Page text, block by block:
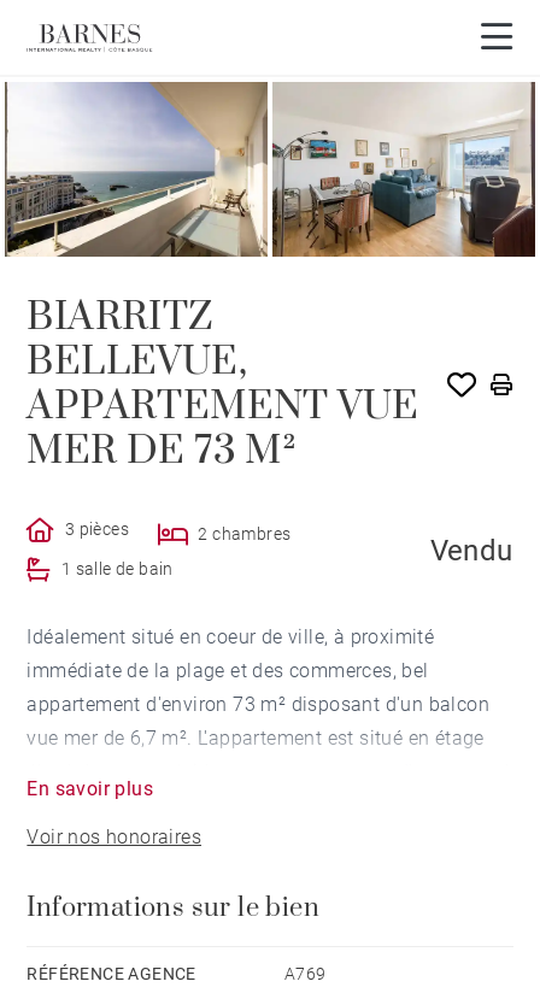
VENDU PAR BARNES
BIARRITZ
BELLEVUE,
APPARTEMENT VUE
MER DE 73 M²
3 pièces
2 chambres
1 salle de bain
Vendu
Idéalement situé en coeur de ville, à proximité
immédiate de la plage et des commerces, bel
appartement d'environ 73 m² disposant d'un balcon
vue mer de 6,7 m². L'appartement est situé en étage
un beau séjour ouvrant sur le balcon vue mer, une
cuisine et 2 chambres. Il dispose également d'un
En savoir plus
Voir nos honoraires
Informations sur le bien
RÉFÉRENCE AGENCE A769